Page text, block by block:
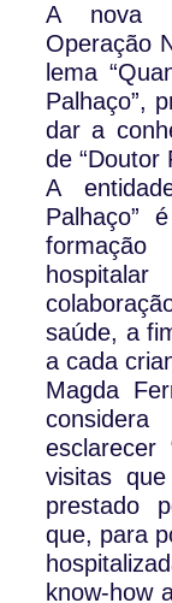
A nova
Operação
lema
Palhaço”,
dar a
de “Doutor
A
Palhaço”
saúde, a
a cada
Magda
visitas
prestado
que, para
know-how